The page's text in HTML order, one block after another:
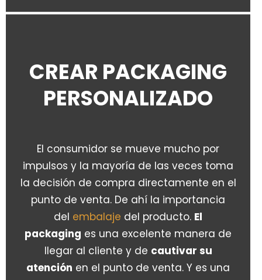
CREAR PACKAGING
PERSONALIZADO
El consumidor se mueve mucho por
impulsos y la mayoría de las veces toma
la decisión de compra directamente en el
punto de venta. De ahí la importancia
del embalaje del producto. El
packaging es una excelente manera de
llegar al cliente y de cautivar su
atención en el punto de venta. Y es una